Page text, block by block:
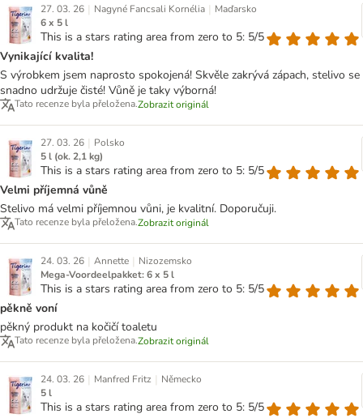
27. 03. 26 | Nagyné Fancsali Kornélia | Maďarsko
6 x 5 l
This is a stars rating area from zero to 5: 5/5
Vynikající kvalita!
S výrobkem jsem naprosto spokojená! Skvěle zakrývá zápach, stelivo se
snadno udržuje čisté! Vůně je taky výborná!
Tato recenze byla přeložena.Zobrazit originál
27. 03. 26 | Polsko
5 l (ok. 2,1 kg)
This is a stars rating area from zero to 5: 5/5
Velmi příjemná vůně
Stelivo má velmi příjemnou vůni, je kvalitní. Doporučuji.
Tato recenze byla přeložena.Zobrazit originál
24. 03. 26 | Annette | Nizozemsko
Mega-Voordeelpakket: 6 x 5 l
This is a stars rating area from zero to 5: 5/5
pěkně voní
pěkný produkt na kočičí toaletu
Tato recenze byla přeložena.Zobrazit originál
24. 03. 26 | Manfred Fritz | Německo
5 l
This is a stars rating area from zero to 5: 5/5